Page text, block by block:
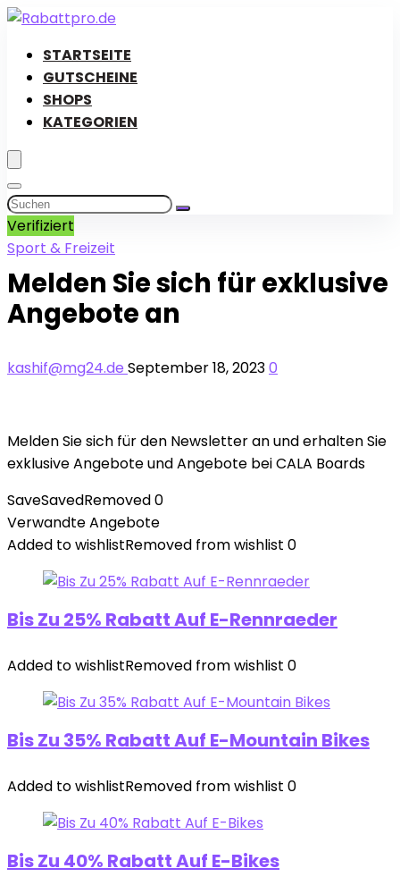
STARTSEITE
GUTSCHEINE
SHOPS
KATEGORIEN
Verifiziert
Sport & Freizeit
Melden Sie sich für exklusive
Angebote an
kashif@mg24.de September 18, 20230
Melden Sie sich für den Newsletter an und erhalten Sie
exklusive Angebote und Angebote bei CALA Boards
SaveSavedRemoved0
Verwandte Angebote
Added to wishlistRemoved from wishlist 0
Bis Zu 25% Rabatt Auf E-Rennraeder
Added to wishlistRemoved from wishlist 0
Bis Zu 35% Rabatt Auf E-Mountain Bikes
Added to wishlistRemoved from wishlist 0
Bis Zu 40% Rabatt Auf E-Bikes